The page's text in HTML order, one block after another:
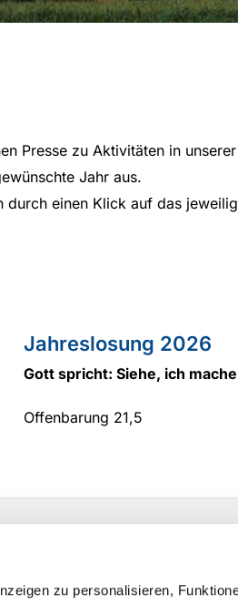
zu personalisieren,
Presse zu Aktivitäten in
Jahr aus.
einen Klick auf das
Jahreslosung 2026
Gott spricht: Siehe, ich
Offenbarung 21,5